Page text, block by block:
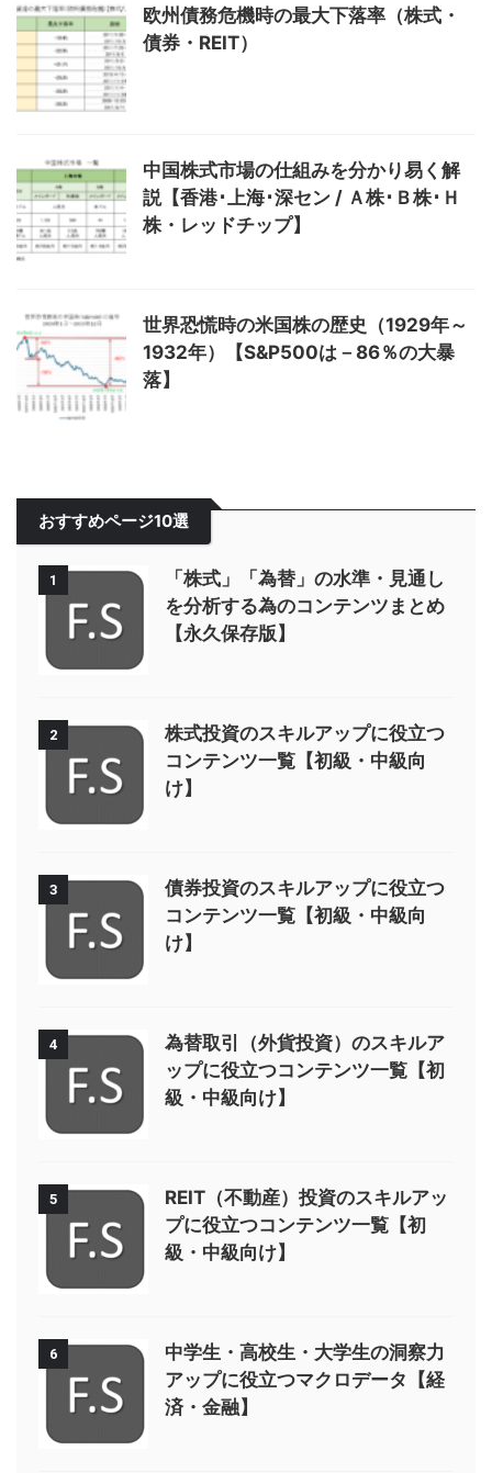
欧州債務危機時の最大下落率（株式・
債券・REIT）
中国株式市場の仕組みを分かり易く解
説【香港･上海･深セン / Ａ株･Ｂ株･Ｈ
株・レッドチップ】
世界恐慌時の米国株の歴史（1929年～
1932年）【S&P500は－86％の大暴
落】
おすすめページ10選
1
「株式」「為替」の水準・見通し
を分析する為のコンテンツまとめ
【永久保存版】
2
株式投資のスキルアップに役立つ
コンテンツ一覧【初級・中級向
け】
3
債券投資のスキルアップに役立つ
コンテンツ一覧【初級・中級向
け】
4
為替取引（外貨投資）のスキルア
ップに役立つコンテンツ一覧【初
級・中級向け】
5
REIT（不動産）投資のスキルアッ
プに役立つコンテンツ一覧【初
級・中級向け】
6
中学生・高校生・大学生の洞察力
アップに役立つマクロデータ【経
済・金融】